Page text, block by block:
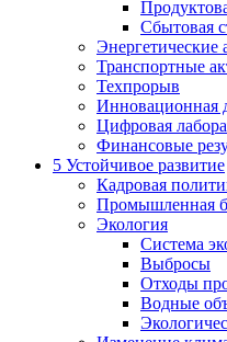
Сбытовая
Энергетические
Транспортные
Техпрорыв
Инновационная
Цифровая
Финансовые
5 Устойчивое развитие
Кадровая
Промышленная
Экология
Система
Выбросы
Отходы
Водные